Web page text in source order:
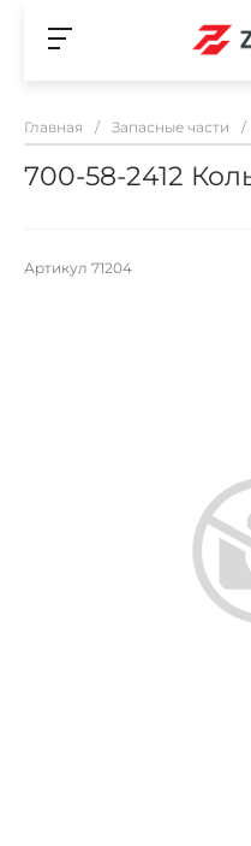
Главная / Запасные части /
700-58-2412
Артикул 71204